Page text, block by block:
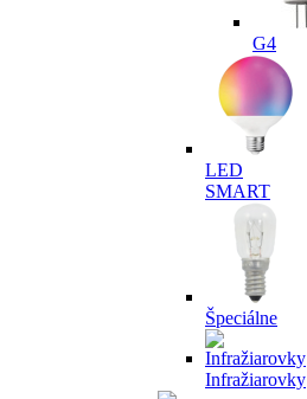
G4
LED
SMART
Špeciálne
Infražiarovky